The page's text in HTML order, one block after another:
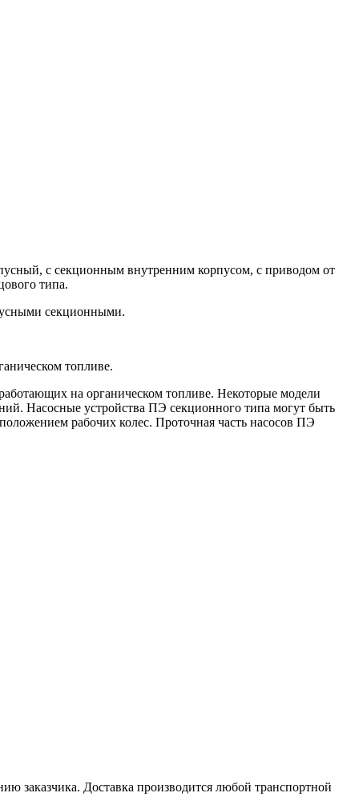
с секционным внутренним корпусом, с приводом от
типа.
секционными.
топливе.
на органическом топливе. Некоторые модели
Насосные устройства ПЭ секционного типа могут быть
рабочих колес. Проточная часть насосов ПЭ
заказчика. Доставка производится любой транспортной